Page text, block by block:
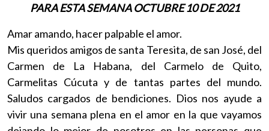
PARA ESTA SEMANA OCTUBRE 10 DE 2021
Amar amando, hacer palpable el amor.
Mis queridos amigos de santa Teresita, de san José, del
Carmen de La Habana, del Carmelo de Quito,
Carmelitas Cúcuta y de tantas partes del mundo.
Saludos cargados de bendiciones. Dios nos ayude a
vivir una semana plena en el amor en la que vayamos